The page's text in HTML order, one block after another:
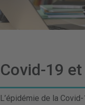
Covid-19
L’épidémie de la